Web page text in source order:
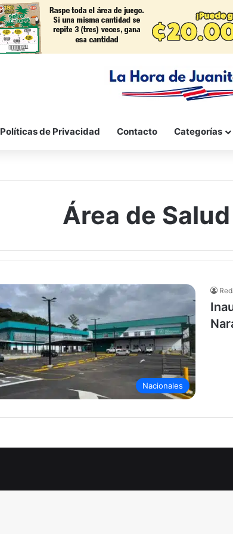
Políticas de Privacidad Contacto Categorías
Área de
Nacionales